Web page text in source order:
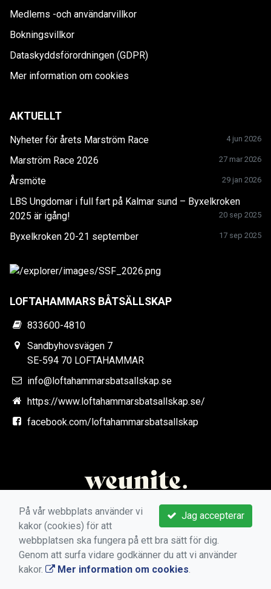
Medlems -och användarvillkor
Bokningsvillkor
Dataskyddsförordningen (GDPR)
Mer information om cookies
AKTUELLT
Nyheter för årets Marström Race 4 jun 2026
Marström Race 2026 27 mar 2026
Årsmöte 29 jan 2026
LBS Ungdomar i full fart på Kalmar sund – Byxelkroken
2025 är igång!
20 sep 2025
Byxelkroken 20-21 september 17 sep 2025
LOFTAHAMMARS BÅTSÄLLSKAP
833600-4810
Sandbyhovsvägen 7
SE-594 70 LOFTAHAMMAR
info@loftahammarsbatsallskap.se
https://www.loftahammarsbatsallskap.se/
facebook.com/loftahammarsbatsallskap
Jag accepterar
På vår webbplats använder vi
kakor (cookies) för att
webbplatsen ska fungera på ett bra sätt för dig.
Genom att surfa vidare godkänner du att vi använder
kakor.
Mer information om cookies.